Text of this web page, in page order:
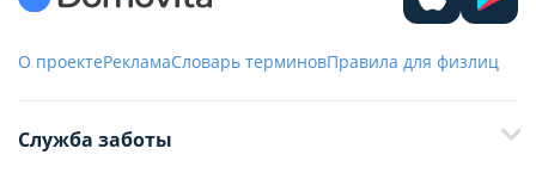
О проектеРекламаСловарь терминовПравила для физлиц
Служба заботы